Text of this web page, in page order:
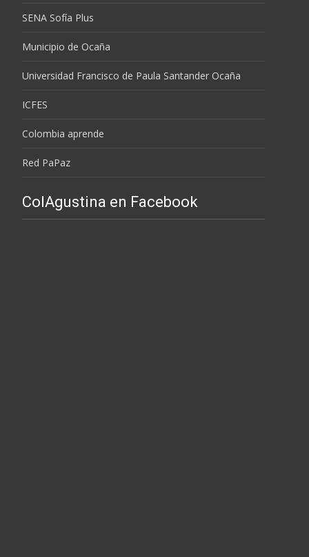
SENA Sofía Plus
Municipio de Ocaña
Universidad Francisco de Paula Santander Ocaña
ICFES
Colombia aprende
Red PaPaz
ColAgustina en Facebook